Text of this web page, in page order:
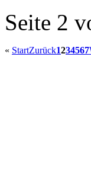
Seite 2
« StartZurück1234567